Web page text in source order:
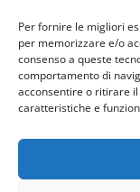
Per fornire le migliori
per memorizzare e/o
consenso a queste
comportamento di
acconsentire o ritirare
caratteristiche e